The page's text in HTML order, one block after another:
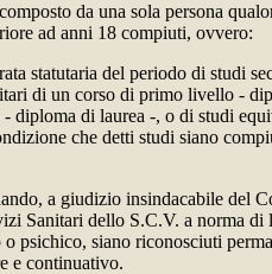
da una sola persona
ad anni 18 compiuti, ovvero:
statutaria del periodo di studi
di un corso di primo livello -
diploma di laurea -, o di studi
che detti studi siano
a giudizio insindacabile del
Sanitari dello S.C.V. a norma di
psichico, siano riconosciuti
e continuativo.